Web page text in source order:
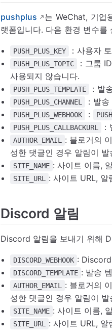
pushplus
는 WeChat, 기업
랫폼입니다. 다음 환경 변수를
PUSH_PLUS_KEY ：사용자
PUSH_PLUS_TOPIC ：그룹
사용되지 않습니다.
PUSH_PLUS_TEMPLATE ：발
PUSH_PLUS_CHANNEL ：발
PUSH_PLUS_WEBHOOK ：
PUSH_PLUS_CALLBACKURL
AUTHOR_EMAIL
: 블로거의
성한 댓글인 경우 알림이
SITE_NAME : 사이트 이름,
SITE_URL : 사이트 URL, 알
Discord 알림
Discord 알림을 보내기 위해
DISCORD_WEBHOOK :
DISCORD_TEMPLATE : 발송
AUTHOR_EMAIL : 블로거의
성한 댓글인 경우 알림이
SITE_NAME : 사이트 이름,
SITE_URL : 사이트 URL, 알